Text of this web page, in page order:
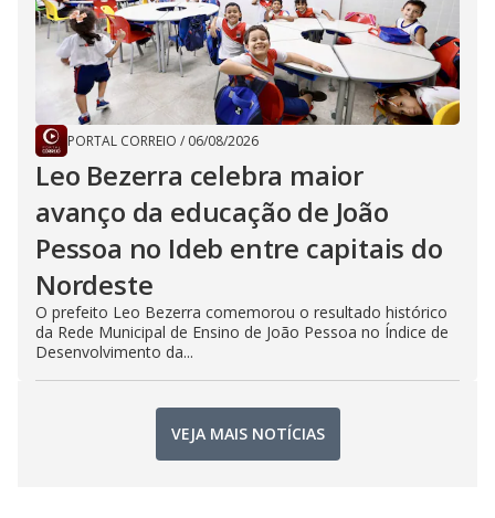
PORTAL CORREIO / 06/08/2026
Leo Bezerra celebra maior
avanço da educação de João
Pessoa no Ideb entre capitais do
Nordeste
O prefeito Leo Bezerra comemorou o resultado histórico
da Rede Municipal de Ensino de João Pessoa no Índice de
Desenvolvimento da...
VEJA MAIS NOTÍCIAS